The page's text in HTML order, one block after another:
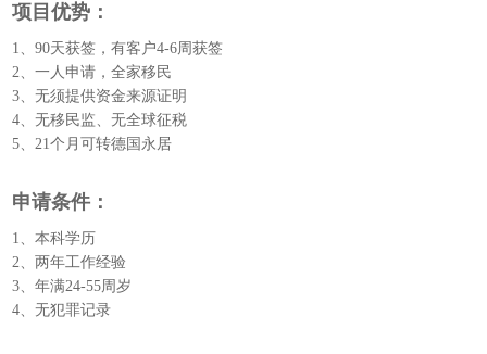
项目优势：
1、90天获签，有客户4-6周获签
2、一人申请，全家移民
3、无须提供资金来源证明
4、无移民监、无全球征税
5、21个月可转德国永居
申请条件：
1、本科学历
2、两年工作经验
3、年满24-55周岁
4、无犯罪记录